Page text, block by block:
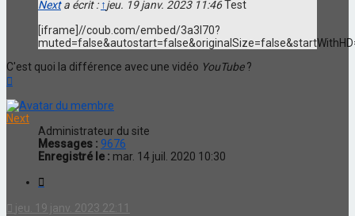
Nexta écrit : ↑jeu. 19 janv. 2023 11:46Test
[iframe]//coub.com/embed/3a3l70?
C'est quoi la différence avec une vidéo YouTube?
Next
Administrateur du site
Messages : 9676
Enregistré le : mar. 14 juil. 2020 10:30
jeu. 19 janv. 2023 22:11